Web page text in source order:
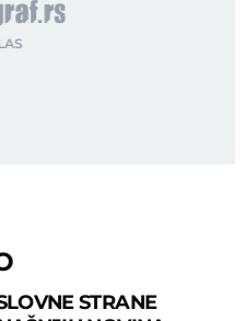
STRANE